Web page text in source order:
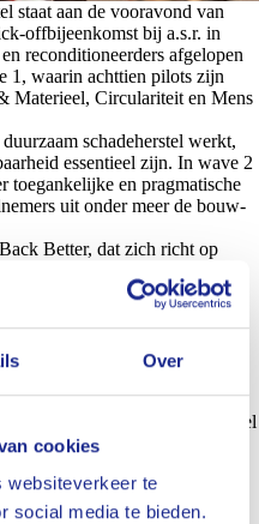
Over
cookies
websiteverkeer te
social media te bieden.
staat aan de vooravond van
offbijeenkomst bij a.s.r. in
reconditioneerders afgelopen
1, waarin achttien pilots zijn
Materieel, Circulariteit en Mens
schadeherstel werkt,
essentieel zijn. In wave 2
toegankelijke en pragmatische
uit onder meer de bouw-
Better, dat zich richt op
dat herhaling bij een
Daarmee verschuift de
en duurzamer herstellen.
– Verbond van
– trots op de behaalde
inzet van biodiesel en
dat duurzaam schadeherstel in
in de keten als sleutel
op met Richard Carlebur,
van het manifest zit, via
gaan binnenkort van start, dus